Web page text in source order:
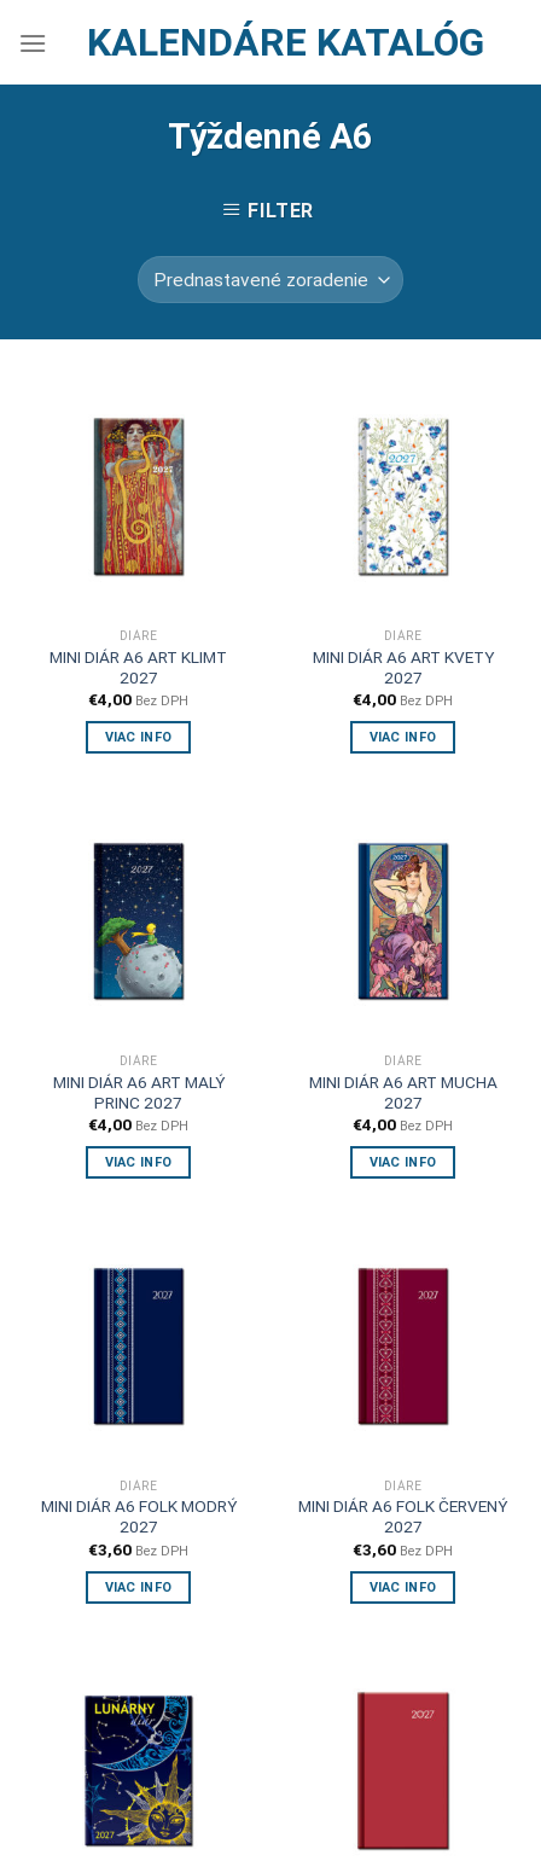
KALENDÁRE KATALÓG
Týždenné A6
FILTER
DIÁRE
MINI DIÁR A6 ART KLIMT
2027
€4,00 Bez DPH
VIAC INFO
DIÁRE
MINI DIÁR A6 ART KVETY
2027
€4,00 Bez DPH
VIAC INFO
DIÁRE
MINI DIÁR A6 ART MALÝ
PRINC 2027
€4,00 Bez DPH
VIAC INFO
DIÁRE
MINI DIÁR A6 ART MUCHA
2027
€4,00 Bez DPH
VIAC INFO
DIÁRE
MINI DIÁR A6 FOLK MODRÝ
2027
€3,60 Bez DPH
VIAC INFO
DIÁRE
MINI DIÁR A6 FOLK ČERVENÝ
2027
€3,60 Bez DPH
VIAC INFO